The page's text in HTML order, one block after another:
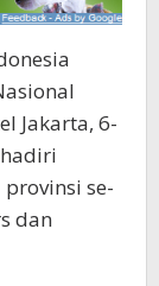
Jakarta, 6-
se-
dan